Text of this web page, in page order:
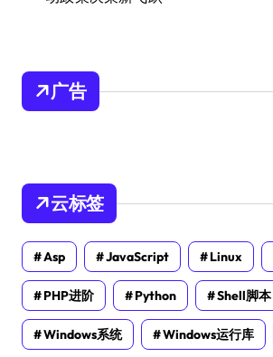
广告
云标签
Asp JavaScript Linux
PHP进阶 Python Shell脚本
Windows系统 Windows运行库